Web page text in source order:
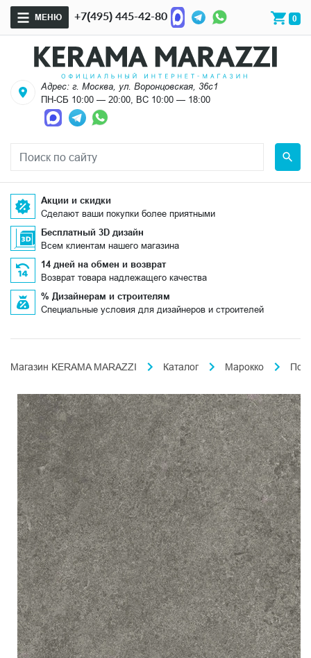
МЕНЮ +7(495) 445-42-80 0
Адрес: г. Москва, ул. Воронцовская, 36с1
ПН-СБ 10:00 — 20:00, ВС 10:00 — 18:00
Акции и скидки
Сделают ваши покупки более приятными
Бесплатный 3D дизайн
Всем клиентам нашего магазина
14 дней на обмен и возврат
Возврат товара надлежащего качества
% Дизайнерам и строителям
Специальные условия для дизайнеров и строителей
Магазин KERAMA MARAZZI Каталог Марокко